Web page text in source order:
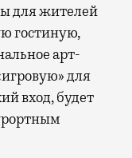
для жителей
гостиную,
арт-
для
вход, будет